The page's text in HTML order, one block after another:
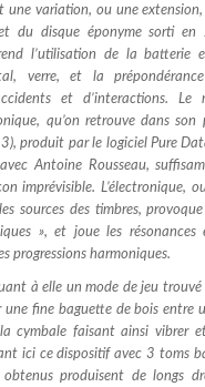
une variation, ou une
du disque éponyme sorti
l’utilisation de la batterie
verre, et la
et d’interactions.
qu’on retrouve dans son
), produit par le logiciel Pure
Antoine Rousseau,
imprévisible. L’électronique,
sources des timbres,
», et joue les
progressions harmoniques.
à elle un mode de jeu
une fine baguette de bois entre
cymbale faisant ainsi vibrer
ici ce dispositif avec 3 toms
obtenus produisent de longs